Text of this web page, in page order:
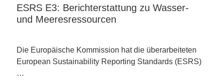
ESRS E3: Berichterstattung zu Wasser-
und Meeresressourcen
Die Europäische Kommission hat die überarbeiteten
European Sustainability Reporting Standards (ESRS)
…